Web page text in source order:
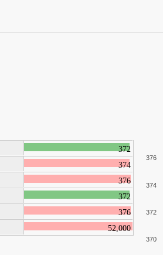
372
374
376
372
376
52,000
370
372
374
376